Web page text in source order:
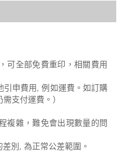
可全部免費重印，相關費用
引申費用, 例如運費。如訂購
支付運費。）
複雜，難免會出現數量的問
別, 為正常公差範圍。